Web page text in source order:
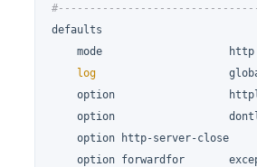
defaults
    mode                    http
log
option
option
    option http-server-close
option forwardfor